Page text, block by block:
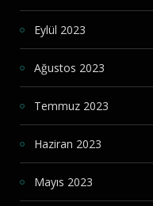
Eylül 2023
Ağustos 2023
Temmuz 2023
Haziran 2023
Mayıs 2023